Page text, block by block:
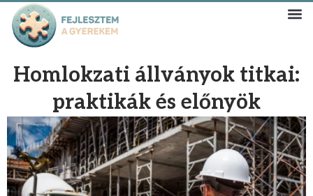
Homlokzati állványok titkai:
praktikák és előnyök